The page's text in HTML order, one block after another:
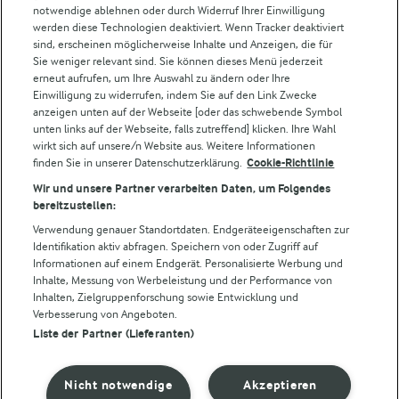
Arla Pro
Für unsere Landwirt:innen
Folge uns!
© Arla Foods amba 2026
Cookie Wahl wieder öffnen
Datenschutzbestimmungen
Nutzerbedingungen
notwendige ablehnen oder durch Widerruf Ihrer Einwilligung
werden diese Technologien deaktiviert. Wenn Tracker deaktiviert
sind, erscheinen möglicherweise Inhalte und Anzeigen, die für
Sie weniger relevant sind. Sie können dieses Menü jederzeit
erneut aufrufen, um Ihre Auswahl zu ändern oder Ihre
Einwilligung zu widerrufen, indem Sie auf den Link Zwecke
anzeigen unten auf der Webseite [oder das schwebende Symbol
unten links auf der Webseite, falls zutreffend] klicken. Ihre Wahl
wirkt sich auf unsere/n Website aus. Weitere Informationen
finden Sie in unserer Datenschutzerklärung. Cookie-Richtlinie
Wir und unsere Partner verarbeiten Daten, um Folgendes
bereitzustellen:
Verwendung genauer Standortdaten. Endgeräteeigenschaften zur
Identifikation aktiv abfragen. Speichern von oder Zugriff auf
Informationen auf einem Endgerät. Personalisierte Werbung und
Inhalte, Messung von Werbeleistung und der Performance von
Inhalten, Zielgruppenforschung sowie Entwicklung und
Verbesserung von Angeboten.
Liste der Partner (Lieferanten)
Akzeptieren
Nicht notwendige